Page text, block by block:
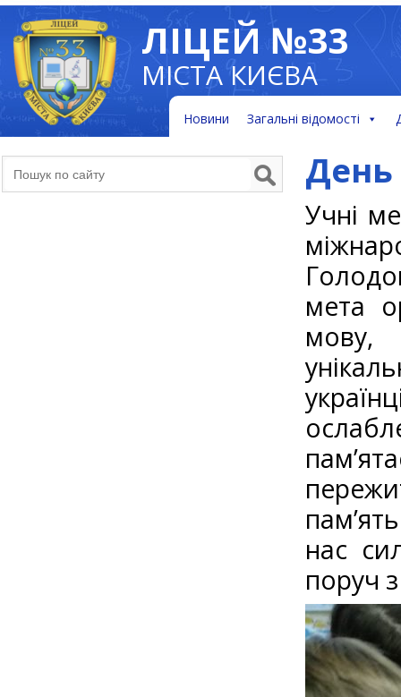
ЛІЦЕЙ №33
МІСТА КИЄВА
Новини Загальні відомості
День
Учні
мета
мову,
нас
поруч